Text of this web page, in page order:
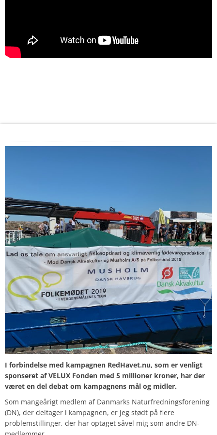
I forbindelse med kampagnen RedHavet.nu, som er venligt
sponseret af VELUX Fonden med 5 millioner kroner, har der
været en del debat om kampagnens mål og midler.
Som mangeårigt medlem af Danmarks Naturfredningsforening
(DN), der deltager i kampagnen, er jeg stødt på flere
problemstillinger, der har optaget såvel mig som andre DN-